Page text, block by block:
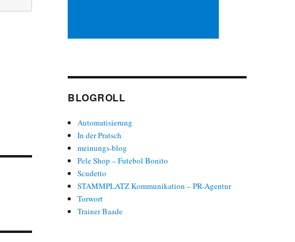
BLOGROLL
Automatisierung
In der Pratsch
meinungs-blog
Pele Shop – Futebol Bonito
Scudetto
STAMMPLATZ Kommunikation – PR-Agentur
Torwort
Trainer Baade